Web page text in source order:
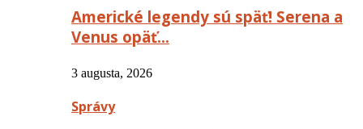
Americké legendy sú späť! Serena a
Venus opäť…
3 augusta, 2026
Správy